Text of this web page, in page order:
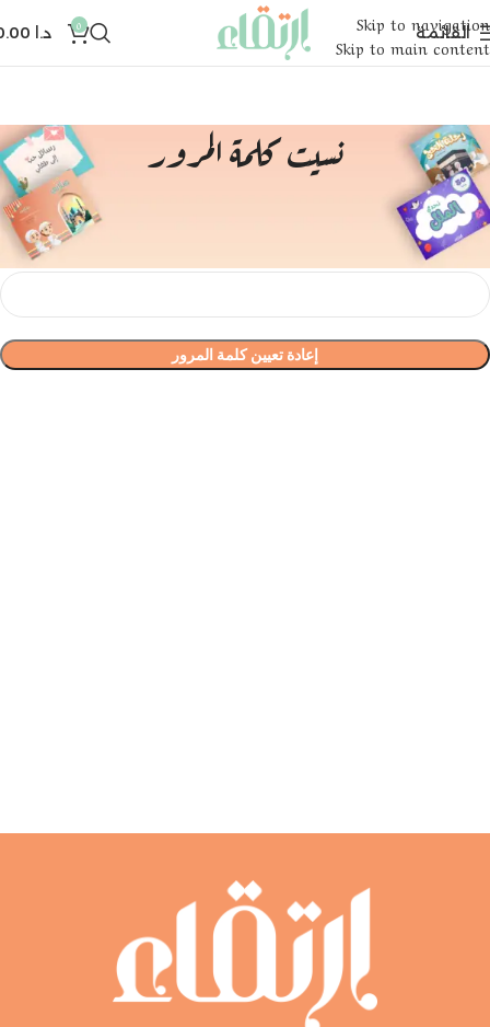
Skip to navigation
Skip to main content
القائمة 0 د.ا
نسيت كلمة المرور
نسيت كلمة مرورك؟ فضلًا أدخل اسم المستخدم أو البريد الإلكتروني المسجل لدينا. سوف تستلم رابطاً لإنشاء كلمة
مرور جديدة عبر بريدك الإلكتروني.
اسم المستخدم أو البريد الإلكتروني
إعادة تعيين كلمة المرور